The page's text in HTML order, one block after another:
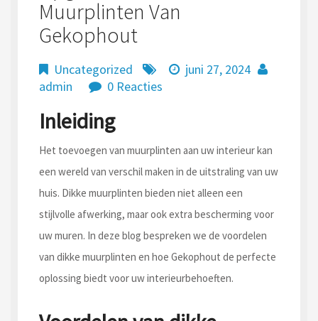
Muurplinten Van
Gekophout
Uncategorized
juni 27, 2024
admin
0 Reacties
Inleiding
Het toevoegen van muurplinten aan uw interieur kan
een wereld van verschil maken in de uitstraling van uw
huis. Dikke muurplinten bieden niet alleen een
stijlvolle afwerking, maar ook extra bescherming voor
uw muren. In deze blog bespreken we de voordelen
van dikke muurplinten en hoe Gekophout de perfecte
oplossing biedt voor uw interieurbehoeften.